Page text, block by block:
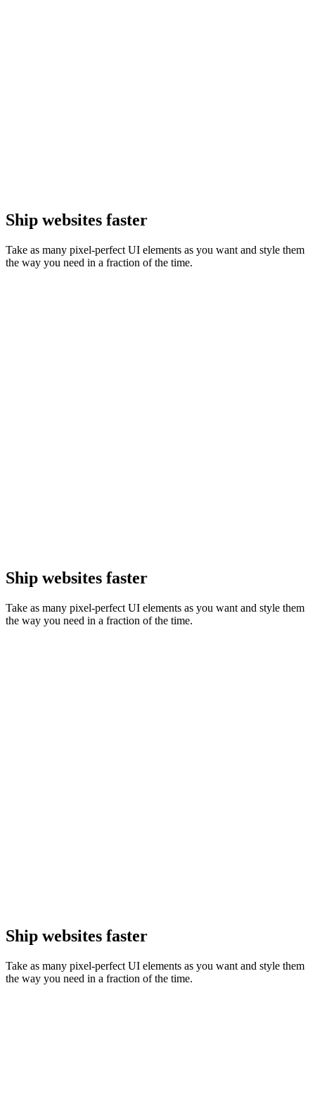
Ship websites faster
Take as many pixel-perfect UI elements as you want and style them
the way you need in a fraction of the time.
Ship websites faster
Take as many pixel-perfect UI elements as you want and style them
the way you need in a fraction of the time.
Ship websites faster
Take as many pixel-perfect UI elements as you want and style them
the way you need in a fraction of the time.